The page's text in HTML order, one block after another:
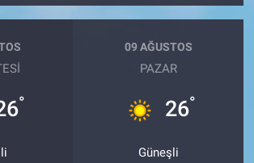
°
09 AĞUSTOS
PAZAR
26°
Güneşli